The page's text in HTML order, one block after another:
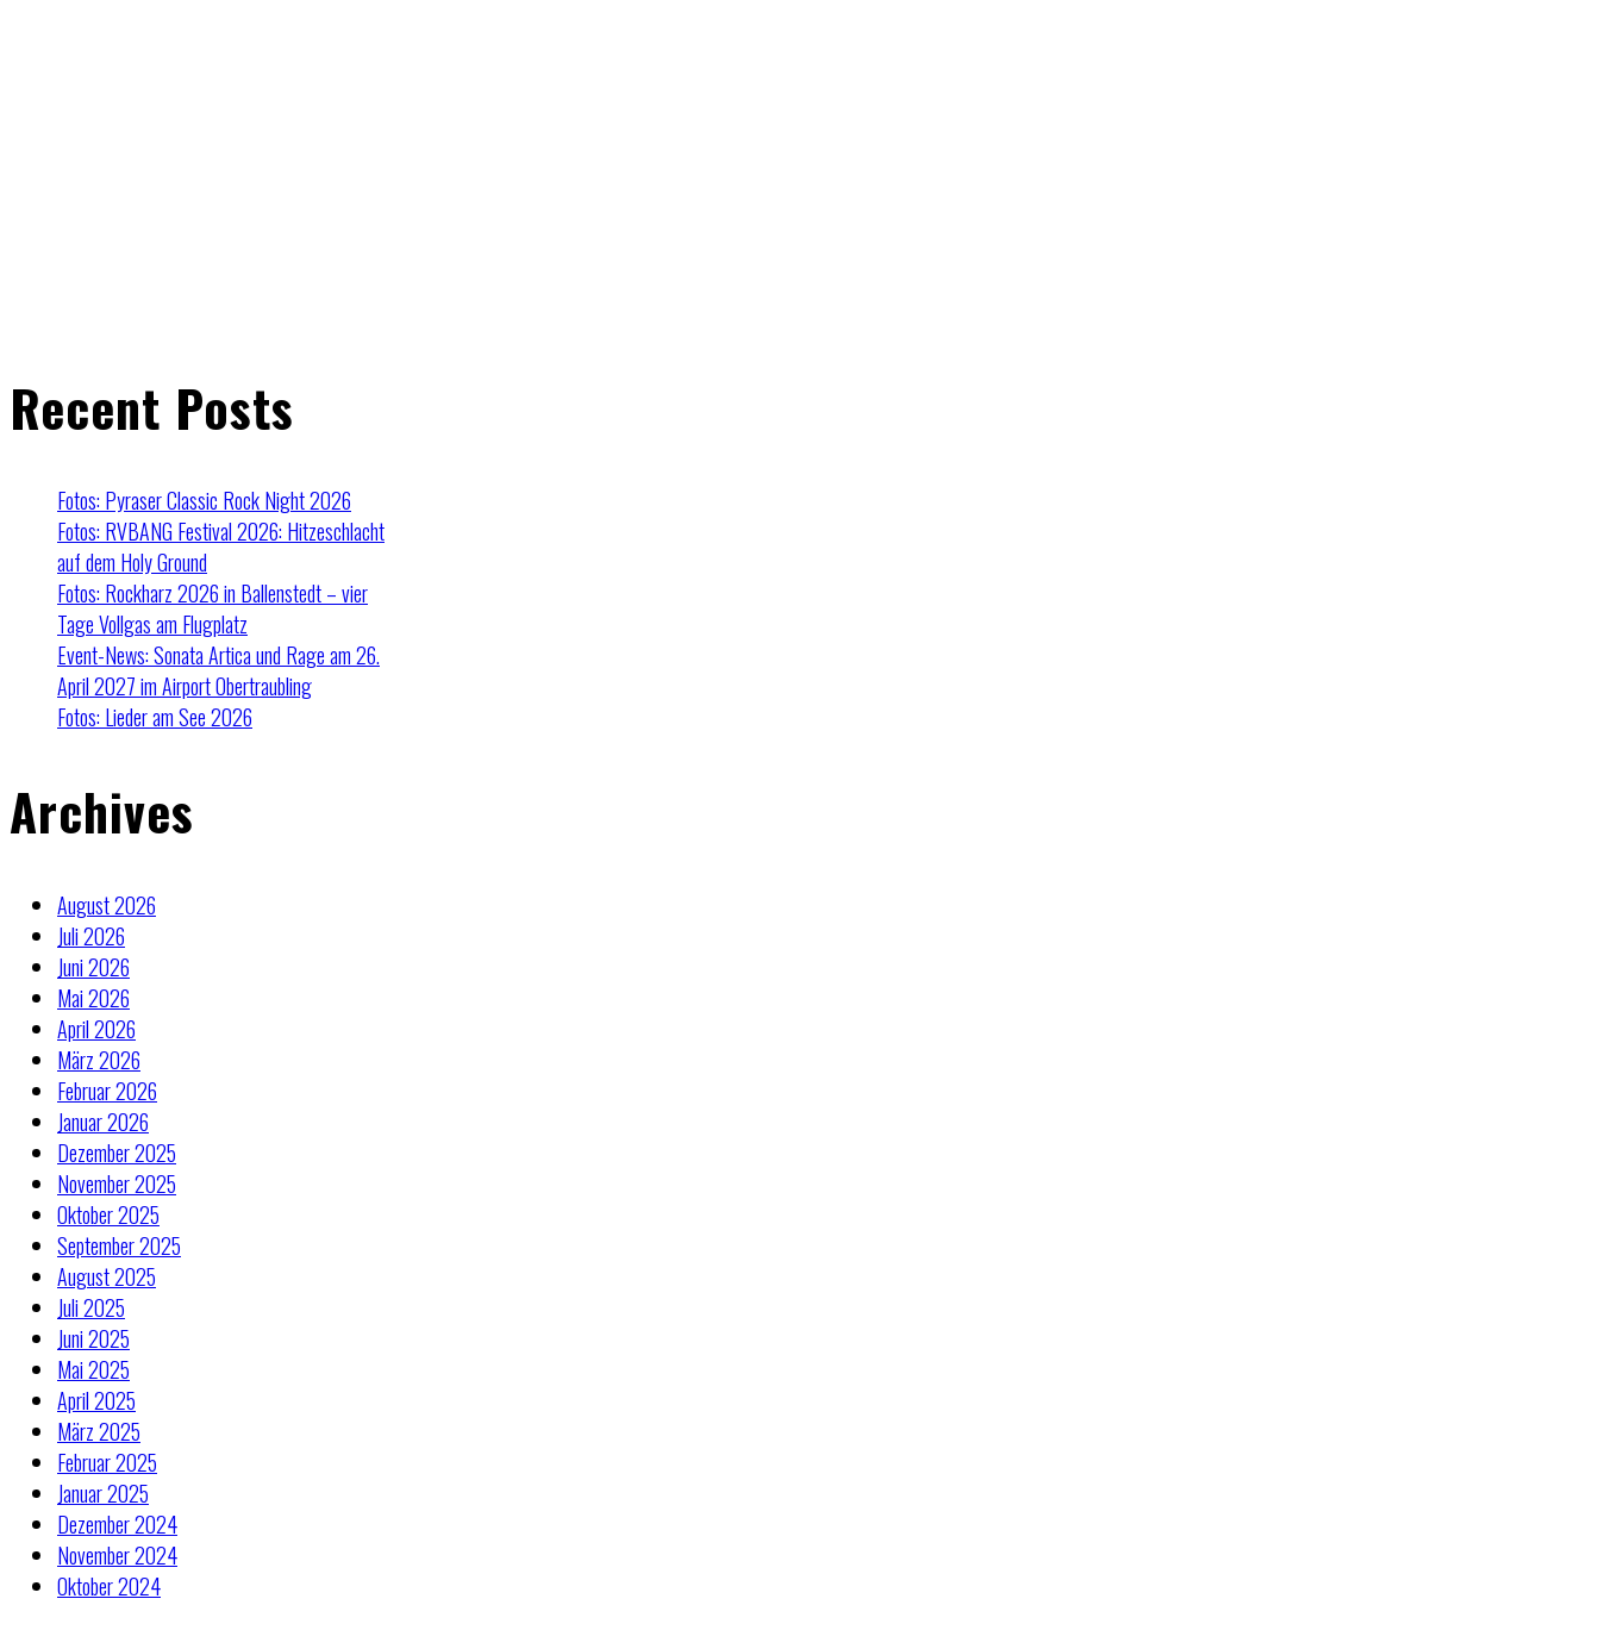
Recent Posts
Fotos: Pyraser Classic Rock Night 2026
Fotos: RVBANG Festival 2026: Hitzeschlacht
auf dem Holy Ground
Fotos: Rockharz 2026 in Ballenstedt – vier
Tage Vollgas am Flugplatz
Event-News: Sonata Artica und Rage am 26.
April 2027 im Airport Obertraubling
Fotos: Lieder am See 2026
Archives
August 2026
Juli 2026
Juni 2026
Mai 2026
April 2026
März 2026
Februar 2026
Januar 2026
Dezember 2025
November 2025
Oktober 2025
September 2025
August 2025
Juli 2025
Juni 2025
Mai 2025
April 2025
März 2025
Februar 2025
Januar 2025
Dezember 2024
November 2024
Oktober 2024